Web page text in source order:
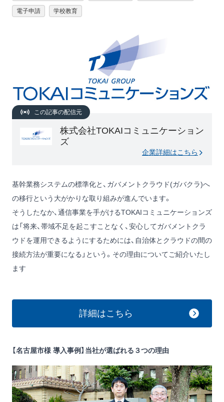
電子申請 学校教育
この記事の配信元
株式会社TOKAIコミュニケーション
ズ
企業詳細はこちら
基幹業務システムの標準化と、ガバメントクラウド(ガバクラ)へ
の移行という大がかりな取り組みが進んでいます。
そうしたなか、通信事業を手がけるTOKAIコミュニケーションズ
は「将来、帯域不足を起こすことなく、安心してガバメントクラ
ウドを運用できるようにするためには、自治体とクラウドの間の
接続方法が重要になる」という。その理由についてご紹介いたし
ます
詳細はこちら
【名古屋市様 導入事例】当社が選ばれる３つの理由